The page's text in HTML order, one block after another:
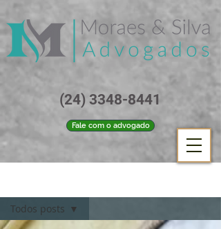
Fale com o advogado
(24) 3348-8441
Todos posts